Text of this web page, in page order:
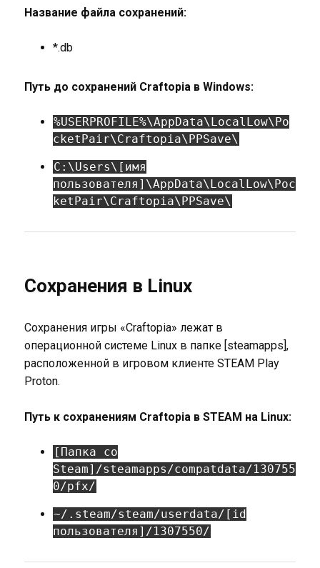
Название файла сохранений:
*.db
Путь до сохранений Craftopia в Windows:
%USERPROFILE%\AppData\LocalLow\Po
cketPair\Craftopia\PPSave\
C:\Users\[имя
пользователя]\AppData\LocalLow\Poc
ketPair\Craftopia\PPSave\
Сохранения в Linux
Сохранения игры «Craftopia» лежат в
операционной системе Linux в папке [steamapps],
расположенной в игровом клиенте STEAM Play
Proton.
Путь к сохранениям Craftopia в STEAM на Linux:
[Папка со
Steam]/steamapps/compatdata/130755
0/pfx/
~/.steam/steam/userdata/[id
пользователя]/1307550/